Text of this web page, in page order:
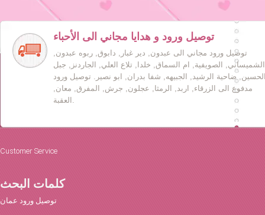
توصيل ورود و هدايا مجاني الى الأحباء
توصيل ورود مجاني الى عبدون, دير غبار, دابوق, ربوه عبدون,
الشميساني, الصويفية, ام السماق, خلدا, تلاع العلي, الجاردنز, جبل
ضاحية الرشيد, الجبيهه, شفا بدران, ابو نصير. توصيل ورود
مدفوع الى الزرقاء, اربد, الرمثا, عجلون, جرش, المفرق, معان,
Customer Service
كلمات البحث
توصيل ورود عمان